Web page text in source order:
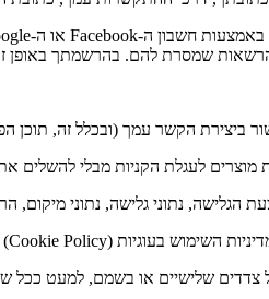
שמסרת להם. בהרשמתך באופן